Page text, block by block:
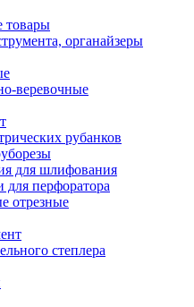
товары
органайзеры
веревочные
рубанков
для шлифования
для перфоратора
отрезные
степлера